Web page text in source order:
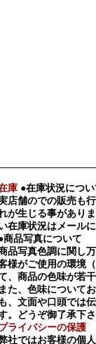
庫 ●在庫状況につい
店舗のでの販売も
が生じる事があり
在庫状況はメール
商品写真について
品写真色調に関し
様がご使用の環境
、商品の色味が若
また、色味について
も、文面や口頭では
。どうぞ御了承下さ
ライバシーの保護
社ではお客様の個